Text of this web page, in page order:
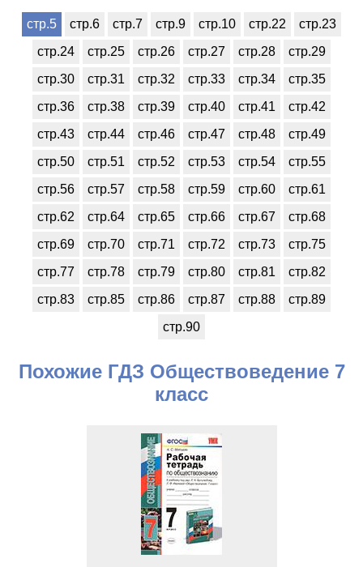
стр.5 стр.6 стр.7 стр.9 стр.10 стр.22
стр.23
стр.24
стр.25 стр.26 стр.27 стр.28
стр.29
стр.30
стр.31 стр.32 стр.33 стр.34
стр.35
стр.36
стр.38 стр.39 стр.40 стр.41
стр.42
стр.43
стр.44 стр.46 стр.47 стр.48
стр.49
стр.50
стр.51 стр.52 стр.53 стр.54
стр.55
стр.56
стр.57 стр.58 стр.59 стр.60
стр.61
стр.62
стр.64 стр.65 стр.66 стр.67
стр.68
стр.69
стр.70 стр.71 стр.72 стр.73
стр.75
стр.77
стр.78 стр.79 стр.80 стр.81
стр.82
стр.83
стр.85 стр.86 стр.87 стр.88
стр.89
стр.90
Похожие ГДЗ Обществоведение 7
класс